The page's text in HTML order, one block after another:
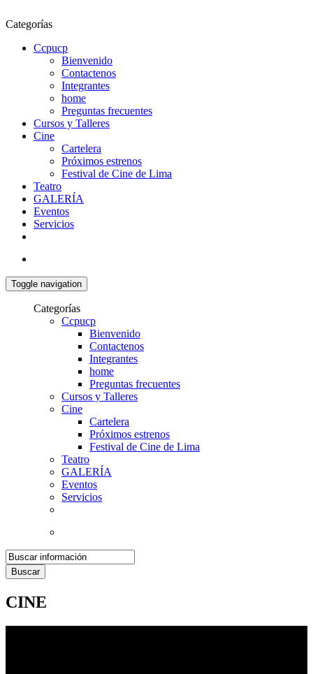
Categorías
Ccpucp
Bienvenido
Contactenos
Integrantes
home
Preguntas frecuentes
Cursos y Talleres
Cine
Cartelera
Próximos estrenos
Festival de Cine de Lima
Teatro
GALERÍA
Eventos
Servicios
Toggle navigation
Categorías
Ccpucp
Bienvenido
Contactenos
Integrantes
home
Preguntas frecuentes
Cursos y Talleres
Cine
Cartelera
Próximos estrenos
Festival de Cine de Lima
Teatro
GALERÍA
Eventos
Servicios
Buscar
CINE